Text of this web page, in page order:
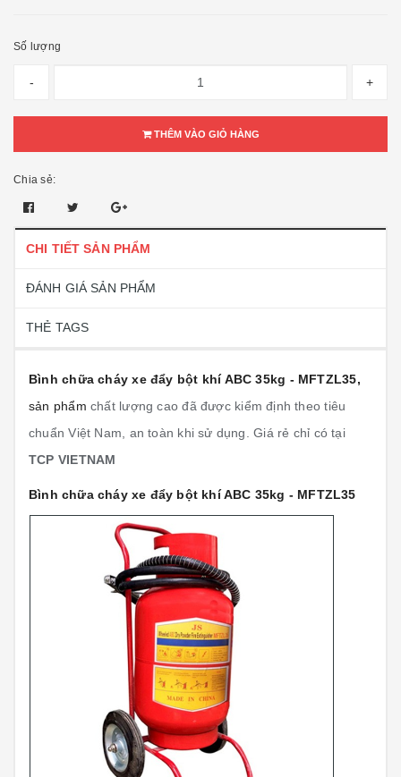
Số lượng
- +
THÊM VÀO GIỎ HÀNG
Chia sẻ:
CHI TIẾT SẢN PHẨM
ĐÁNH GIÁ SẢN PHẨM
THẺ TAGS
Bình chữa cháy xe đẩy bột khí ABC 35kg - MFTZL35,
sản phẩm chất lượng cao đã được kiểm định theo tiêu
chuẩn Việt Nam, an toàn khi sử dụng. Giá rẻ chỉ có tại
TCP VIETNAM
Bình chữa cháy xe đẩy bột khí ABC 35kg - MFTZL35